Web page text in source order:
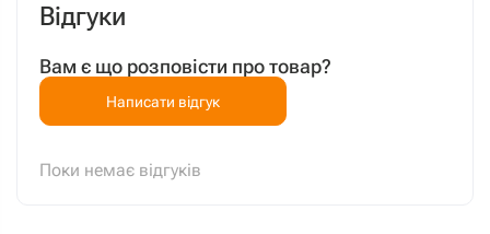
Відгуки
Вам є що розповісти про товар?
Написати відгук
Поки немає відгуків